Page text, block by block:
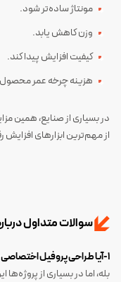
مونتاژ ساده‌تر شود.
وزن کاهش یابد.
کیفیت افزایش پیدا کند.
هزینه چرخه عمر
در بسیاری از صنایع، همین
از مهم‌ترین ابزارهای
سوالات متداول
۱-آیا طراحی پروفیل اختصاصی همیشه هزینه اولیه بیشتری دارد؟
بله، اما در بسیاری از